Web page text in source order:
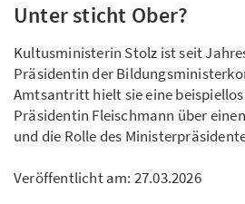
Unter sticht Ober?
Kultusministerin Stolz ist seit
Präsidentin der
Amtsantritt hielt sie eine
Präsidentin Fleischmann über
und die Rolle des
Veröffentlicht am: 27.03.2026